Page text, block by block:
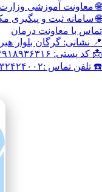
وزارت بهداشت
و پیگیری مکاتبات
درمان
بلوار هیرکان نبش